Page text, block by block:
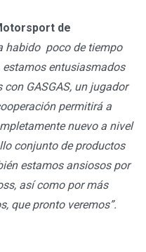
de
habido poco de tiempo
entusiasmados
GASGAS, un jugador
permitirá a
nuevo a nivel
conjunto de productos
estamos ansiosos por
así como por más
que pronto veremos”.